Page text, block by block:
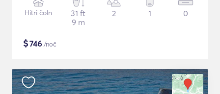
Hitri čoln
31 ft
9 m
2 1 0
$746 /noč